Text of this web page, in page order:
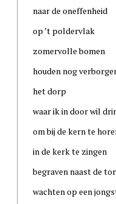
naar de oneffenheid
op ’t poldervlak
zomervolle bomen
houden nog
het dorp
waar ik in door wil
om bij de kern te
in de kerk te zingen
begraven naast de
wachten op een